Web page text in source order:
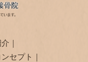
セプト